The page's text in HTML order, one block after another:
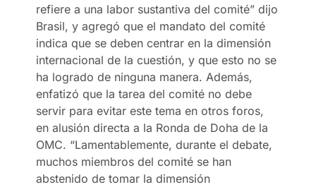
refiere a una labor sustantiva del comité” dijo
Brasil, y agregó que el mandato del comité
indica que se deben centrar en la dimensión
internacional de la cuestión, y que esto no se
ha logrado de ninguna manera. Además,
enfatizó que la tarea del comité no debe
servir para evitar este tema en otros foros,
en alusión directa a la Ronda de Doha de la
OMC. “Lamentablemente, durante el debate,
muchos miembros del comité se han
abstenido de tomar la dimensión